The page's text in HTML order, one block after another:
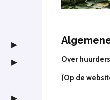
Over
(Op de